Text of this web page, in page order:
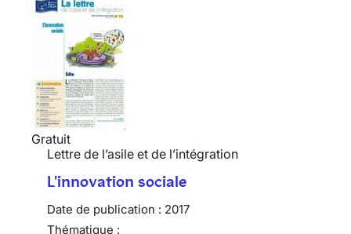
Gratuit
Lettre de l’asile et de l’intégration
L'innovation sociale
Date de publication : 2017
Thématique :